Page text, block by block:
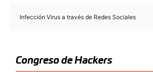
Infección Virus a través de Redes Sociales
Congreso de Hackers